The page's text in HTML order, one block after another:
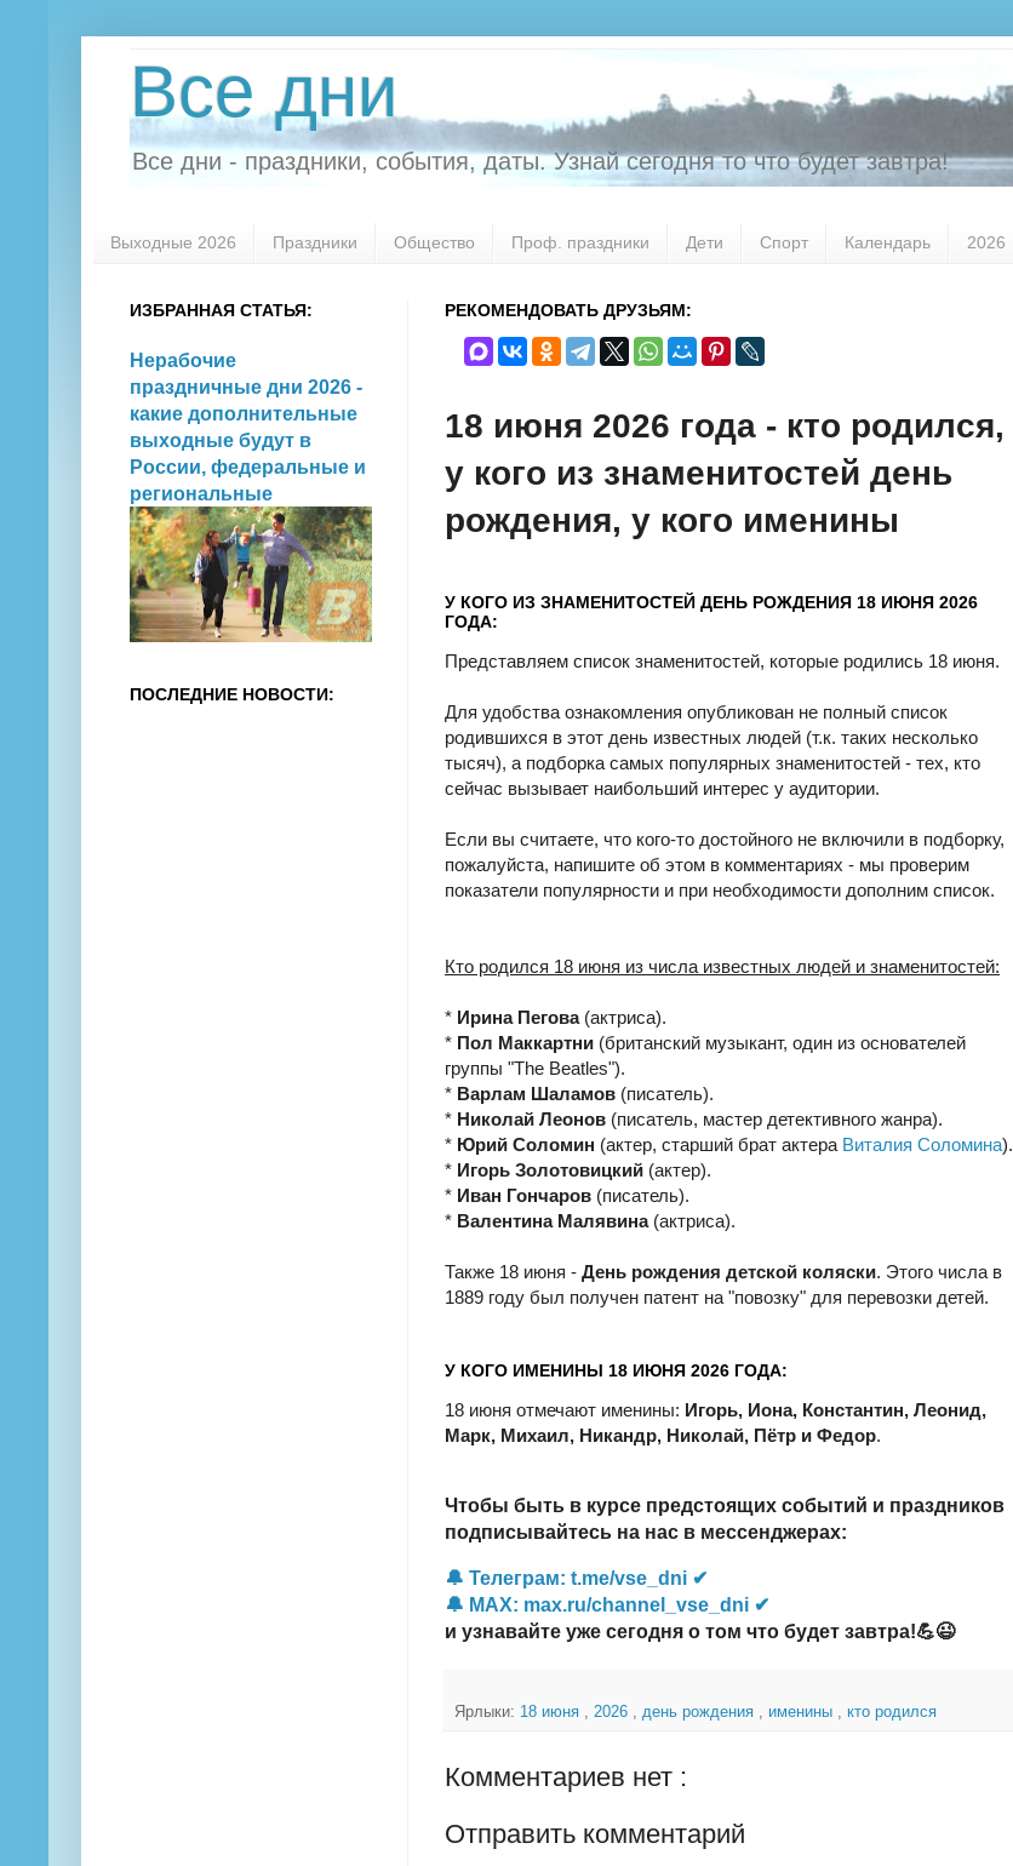
Все дни
Все дни - праздники, события, даты. Узнай сегодня то что будет завтра!
Выходные 2026 Праздники Общество Проф. праздники Дети Спорт Календарь 2026
РЕКОМЕНДОВАТЬ ДРУЗЬЯМ:
18 июня 2026 года - кто родился,
у кого из знаменитостей день
рождения, у кого именины
У КОГО ИЗ ЗНАМЕНИТОСТЕЙ ДЕНЬ РОЖДЕНИЯ 18 ИЮНЯ 2026
ГОДА:
Представляем список знаменитостей, которые родились 18 июня.
Для удобства ознакомления опубликован не полный список
родившихся в этот день известных людей (т.к. таких несколько
тысяч), а подборка самых популярных знаменитостей - тех, кто
сейчас вызывает наибольший интерес у аудитории.
Если вы считаете, что кого‑то достойного не включили в подборку,
пожалуйста, напишите об этом в комментариях - мы проверим
показатели популярности и при необходимости дополним список.
Кто родился 18 июня из числа известных людей и знаменитостей:
* Ирина Пегова(актриса).
* Пол Маккартни (британский музыкант, один из основателей
группы "The Beatles").
* Варлам Шаламов (писатель).
* Николай Леонов (писатель, мастер детективного жанра).
* Юрий Соломин (актер, старший брат актера Виталия Соломина).
* Игорь Золотовицкий (актер).
* Иван Гончаров (писатель).
* Валентина Малявина(актриса).
Также 18 июня - День рождения детской коляски. Этого числа в
1889 году был получен патент на "повозку" для перевозки детей.
У КОГО ИМЕНИНЫ 18 ИЮНЯ 2026 ГОДА:
18 июня отмечают именины: Игорь, Иона, Константин, Леонид,
Марк, Михаил, Никандр, Николай, Пётр и Федор.
Чтобы быть в курсе предстоящих событий и праздников
подписывайтесь на нас в мессенджерах:
🔔 Телеграм: t.me/vse_dni ✔
🔔 MAX: max.ru/channel_vse_dni ✔
и узнавайте уже сегодня о том что будет завтра!💪😉
Ярлыки: 18 июня 2026 день рождения именины кто родился
Комментариев нет :
Отправить комментарий
ИЗБРАННАЯ СТАТЬЯ:
Нерабочие
праздничные дни 2026 -
какие дополнительные
выходные будут в
России, федеральные и
региональные
ПОСЛЕДНИЕ НОВОСТИ: